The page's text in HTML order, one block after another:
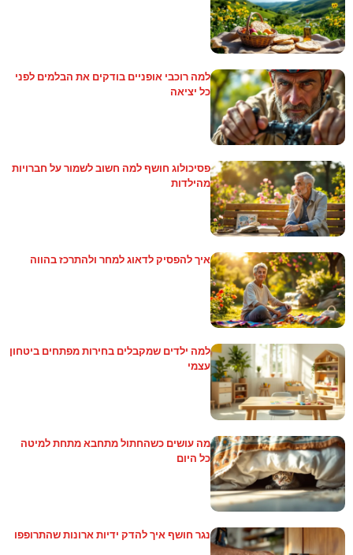
למה רוכבי אופניים בודקים את הבלמים לפני
כל יציאה
פסיכולוג חושף למה חשוב לשמור על חברויות
מהילדות
איך להפסיק לדאוג למחר ולהתרכז בהווה
למה ילדים שמקבלים בחירות מפתחים ביטחון
עצמי
מה עושים כשהחתול מתחבא מתחת למיטה
כל היום
נגר חושף איך להדק ידיות ארונות שהתרופפו